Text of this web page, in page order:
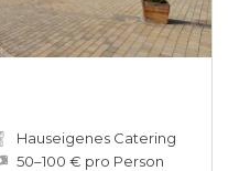
Hauseigenes Catering
50–100 € pro Person